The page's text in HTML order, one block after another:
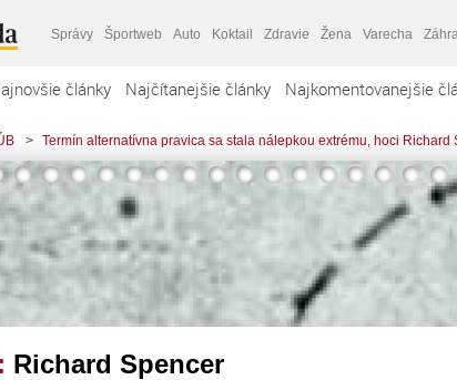
Správy Športweb Auto Koktail Zdravie Žena Varecha
články Najčítanejšie články Najkomentovanejšie
> Termín alternatívna pravica sa stala nálepkou extrému, hoci Richard
Richard Spencer